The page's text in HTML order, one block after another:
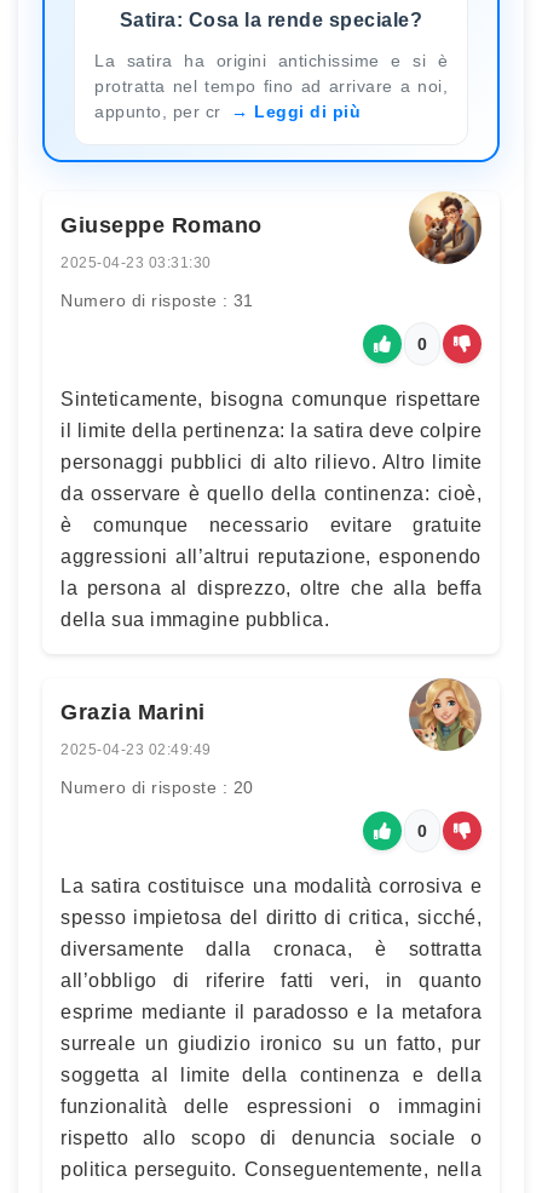
Satira: Cosa la rende speciale?
La satira ha origini antichissime e si è
protratta nel tempo fino ad arrivare a noi,
appunto, per cr
Leggi di più
Giuseppe Romano
2025-04-23 03:31:30
Numero di risposte : 31
0
Sinteticamente, bisogna comunque rispettare
il limite della pertinenza: la satira deve colpire
personaggi pubblici di alto rilievo. Altro limite
da osservare è quello della continenza: cioè,
è comunque necessario evitare gratuite
aggressioni all’altrui reputazione, esponendo
la persona al disprezzo, oltre che alla beffa
della sua immagine pubblica.
Grazia Marini
2025-04-23 02:49:49
Numero di risposte : 20
0
La satira costituisce una modalità corrosiva e
spesso impietosa del diritto di critica, sicché,
diversamente dalla cronaca, è sottratta
all’obbligo di riferire fatti veri, in quanto
esprime mediante il paradosso e la metafora
surreale un giudizio ironico su un fatto, pur
soggetta al limite della continenza e della
funzionalità delle espressioni o immagini
rispetto allo scopo di denuncia sociale o
politica perseguito. Conseguentemente, nella